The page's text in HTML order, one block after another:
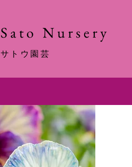
​Sato Nursery
サトウ園芸